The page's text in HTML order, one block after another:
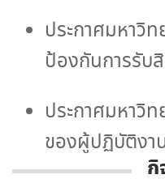
ประกาศมหาวิ
ป้องกันการรับ
ประกาศมหาวิ
ของผู้ปฏิบัติงา
กิ